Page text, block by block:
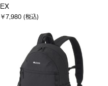
EX
￥7,980 (税込)